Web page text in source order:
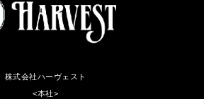
株式会社ハーヴェスト
<本社>